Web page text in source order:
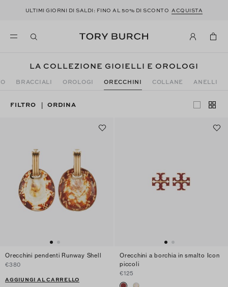
ULTIMI GIORNI DI SALDI: FINO AL 50% DI SCONTO ACQUISTA
LA COLLEZIONE GIOIELLI E OROLOGI
BRACCIALI OROLOGI ORECCHINI COLLANE ANELLI
FILTRO | ORDINA
Orecchini pendenti Runway Shell
€380
AGGIUNGI AL CARRELLO
Orecchini a borchia in smalto Icon
piccoli
€125